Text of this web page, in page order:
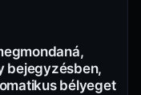
bejegyzésben,
bélyeget